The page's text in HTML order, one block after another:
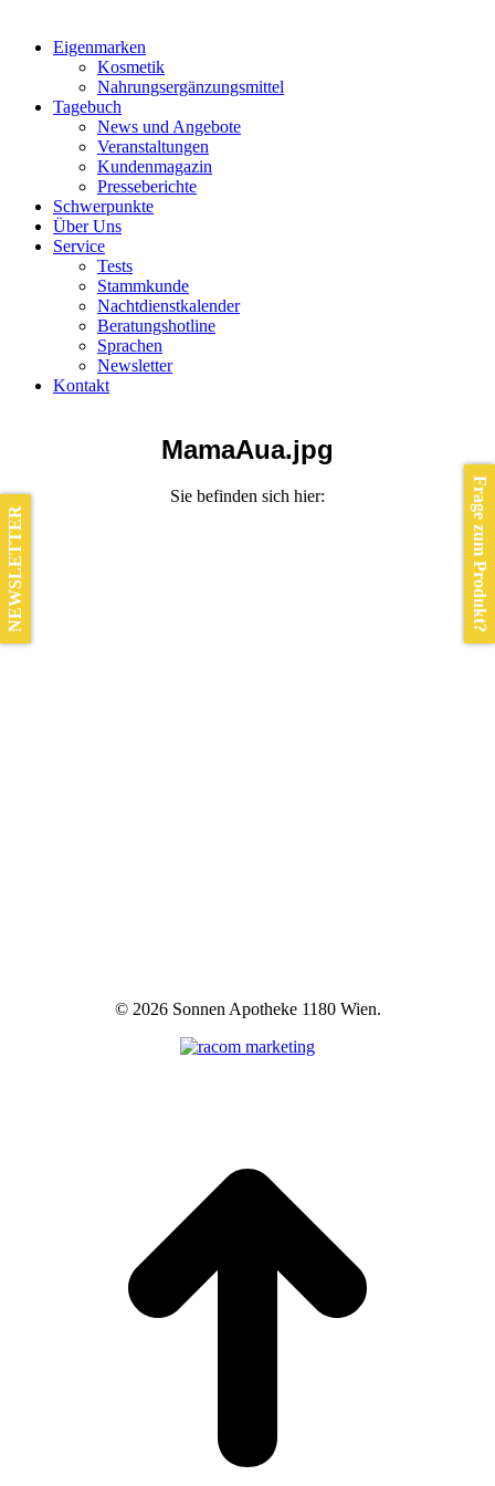
Eigenmarken
Kosmetik
Nahrungsergänzungsmittel
Tagebuch
News und Angebote
Veranstaltungen
Kundenmagazin
Presseberichte
Schwerpunkte
Über Uns
Service
Tests
Stammkunde
Nachtdienstkalender
Beratungshotline
Sprachen
Newsletter
Kontakt
MamaAua.jpg
Sie befinden sich hier:
© 2026 Sonnen Apotheke 1180 Wien.
Frage zum Produkt?
NEWSLETTER